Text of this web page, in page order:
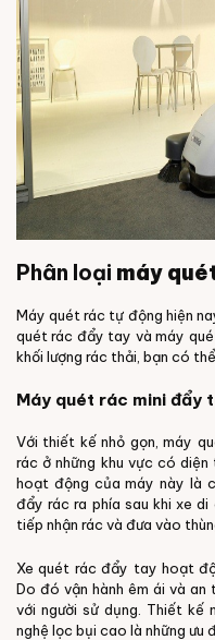
Phân loại máy
Máy quét rác tự động hiện
quét rác đẩy tay và máy
khối lượng rác thải, bạn có
Máy quét rác mini đẩy
Với thiết kế nhỏ gọn, máy
rác ở những khu vực có
hoạt động của máy này là
đẩy rác ra phía sau khi xe di
tiếp nhận rác và đưa vào
Xe quét rác đẩy tay hoạt
Do đó vận hành êm ái và
với người sử dụng. Thiết kế
nghệ lọc bụi cao là những ưu